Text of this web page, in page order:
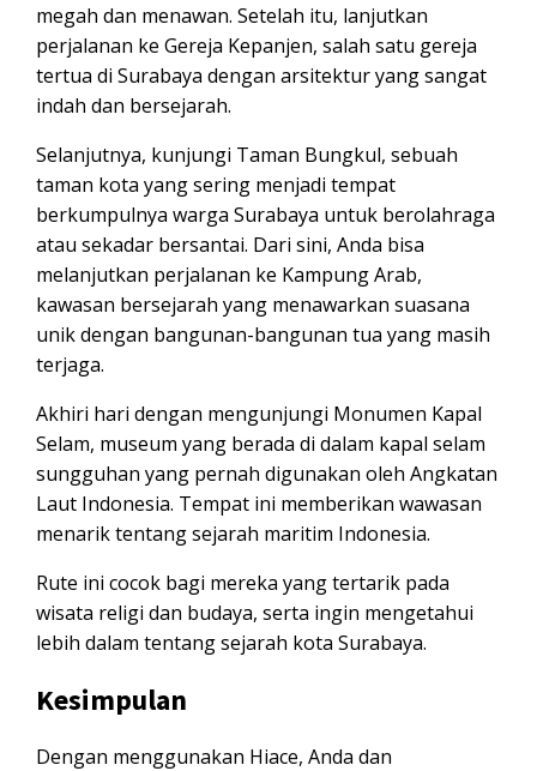
megah dan menawan. Setelah itu, lanjutkan
perjalanan ke Gereja Kepanjen, salah satu gereja
tertua di Surabaya dengan arsitektur yang sangat
indah dan bersejarah.
Selanjutnya, kunjungi Taman Bungkul, sebuah
taman kota yang sering menjadi tempat
berkumpulnya warga Surabaya untuk berolahraga
atau sekadar bersantai. Dari sini, Anda bisa
melanjutkan perjalanan ke Kampung Arab,
kawasan bersejarah yang menawarkan suasana
unik dengan bangunan-bangunan tua yang masih
terjaga.
Akhiri hari dengan mengunjungi Monumen Kapal
Selam, museum yang berada di dalam kapal selam
sungguhan yang pernah digunakan oleh Angkatan
Laut Indonesia. Tempat ini memberikan wawasan
menarik tentang sejarah maritim Indonesia.
Rute ini cocok bagi mereka yang tertarik pada
wisata religi dan budaya, serta ingin mengetahui
lebih dalam tentang sejarah kota Surabaya.
Kesimpulan
Dengan menggunakan Hiace, Anda dan